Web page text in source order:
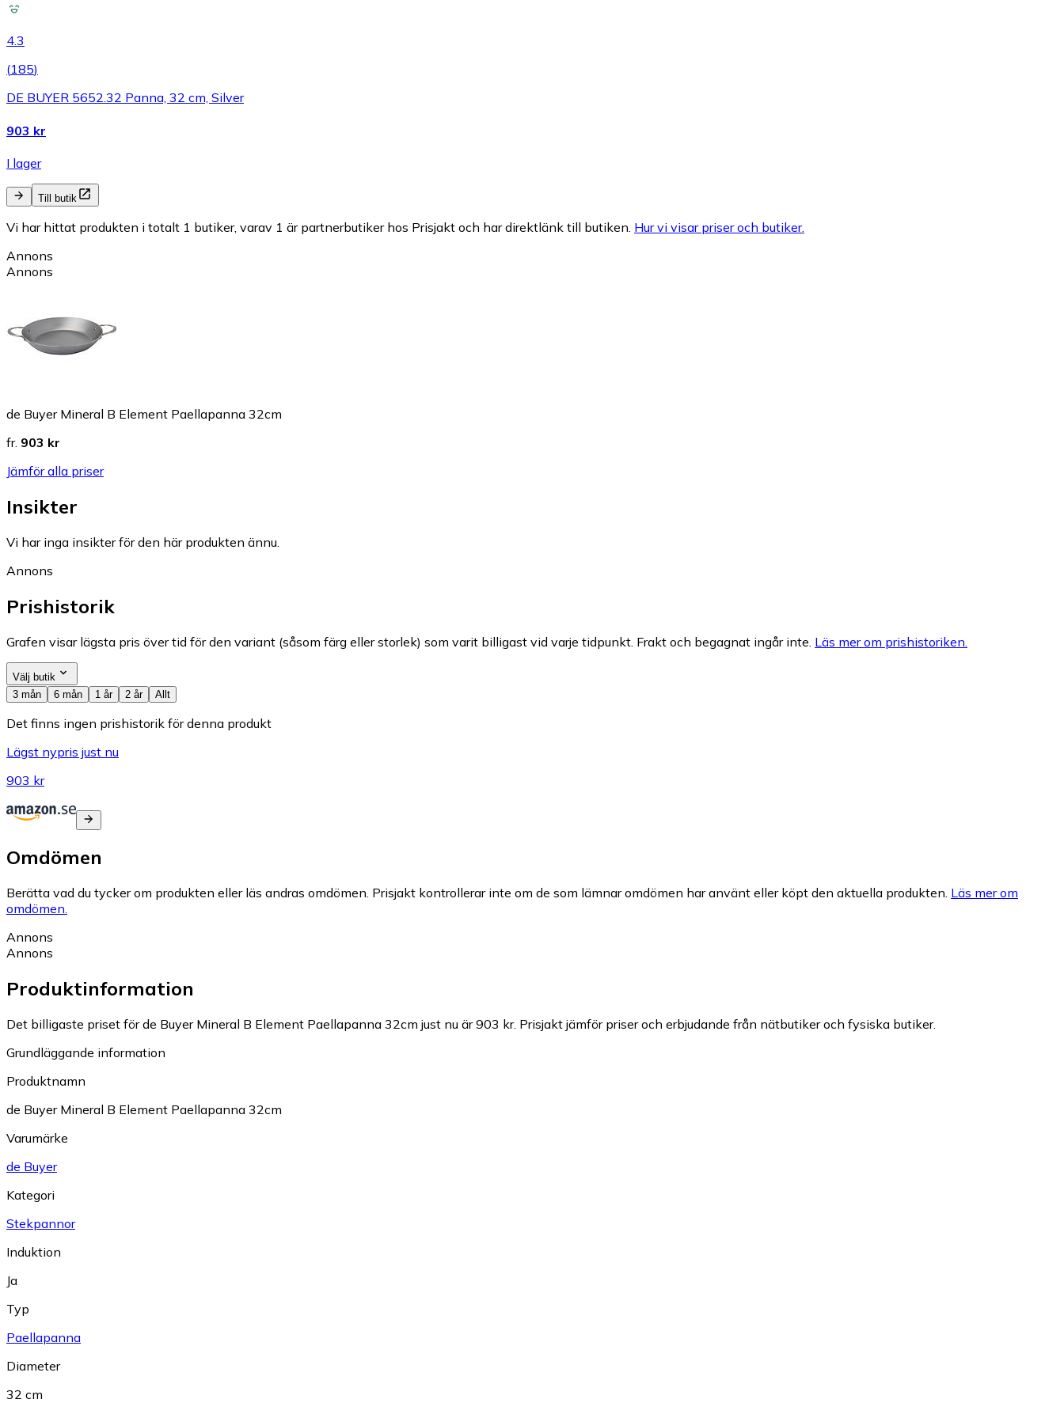
4.3
(185)
DE BUYER 5652.32 Panna, 32 cm, Silver
903 kr
I lager
Till butik
Vi har hittat produkten i totalt 1 butiker, varav 1 är partnerbutiker hos Prisjakt och har direktlänk till butiken. Hur vi visar priser och butiker.
Annons
Annons
de Buyer Mineral B Element Paellapanna 32cm
fr. 903 kr
Jämför alla priser
Insikter
Vi har inga insikter för den här produkten ännu.
Annons
Prishistorik
Grafen visar lägsta pris över tid för den variant (såsom färg eller storlek) som varit billigast vid varje tidpunkt. Frakt och begagnat ingår inte. Läs mer om prishistoriken.
Välj butik
3 mån
6 mån 1 år 2 år Allt
Det finns ingen prishistorik för denna produkt
Lägst nypris just nu
903 kr
Omdömen
Berätta vad du tycker om produkten eller läs andras omdömen. Prisjakt kontrollerar inte om de som lämnar omdömen har använt eller köpt den aktuella produkten. Läs mer om
omdömen.
Annons
Annons
Produktinformation
Det billigaste priset för de Buyer Mineral B Element Paellapanna 32cm just nu är 903 kr. Prisjakt jämför priser och erbjudande från nätbutiker och fysiska butiker.
Grundläggande information
Produktnamn
de Buyer Mineral B Element Paellapanna 32cm
Varumärke
de Buyer
Kategori
Stekpannor
Induktion
Ja
Typ
Paellapanna
Diameter
32 cm